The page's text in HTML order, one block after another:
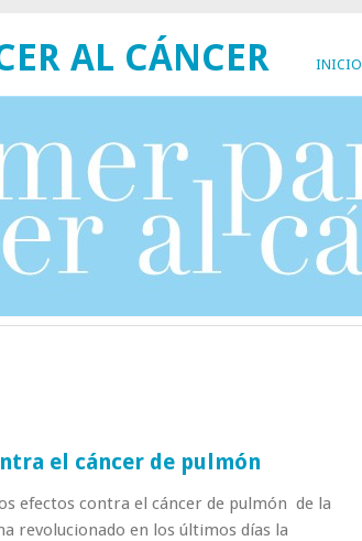
INICIO
AL CÁNCER
el cáncer de pulmón
efectos contra el cáncer de pulmón de la
revolucionado en los últimos días la